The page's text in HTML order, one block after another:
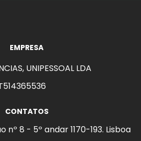
EMPRESA
UNIPESSOAL LDA
CONTATOS
nº 8 - 5º andar 1170-193. Lisboa